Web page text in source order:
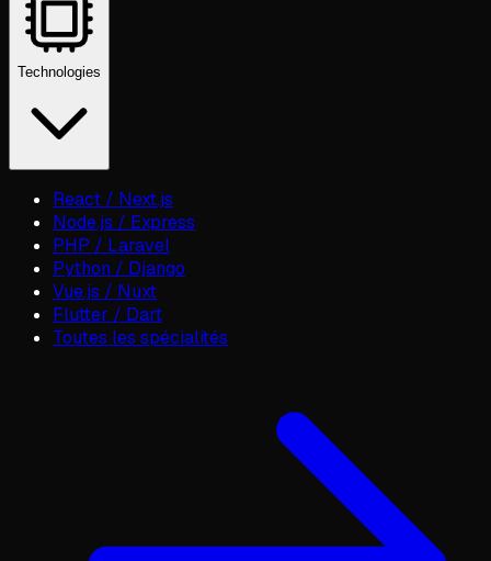
Technologies
React / Next.js
Node.js / Express
PHP / Laravel
Python / Django
Vue.js / Nuxt
Flutter / Dart
Toutes les spécialités